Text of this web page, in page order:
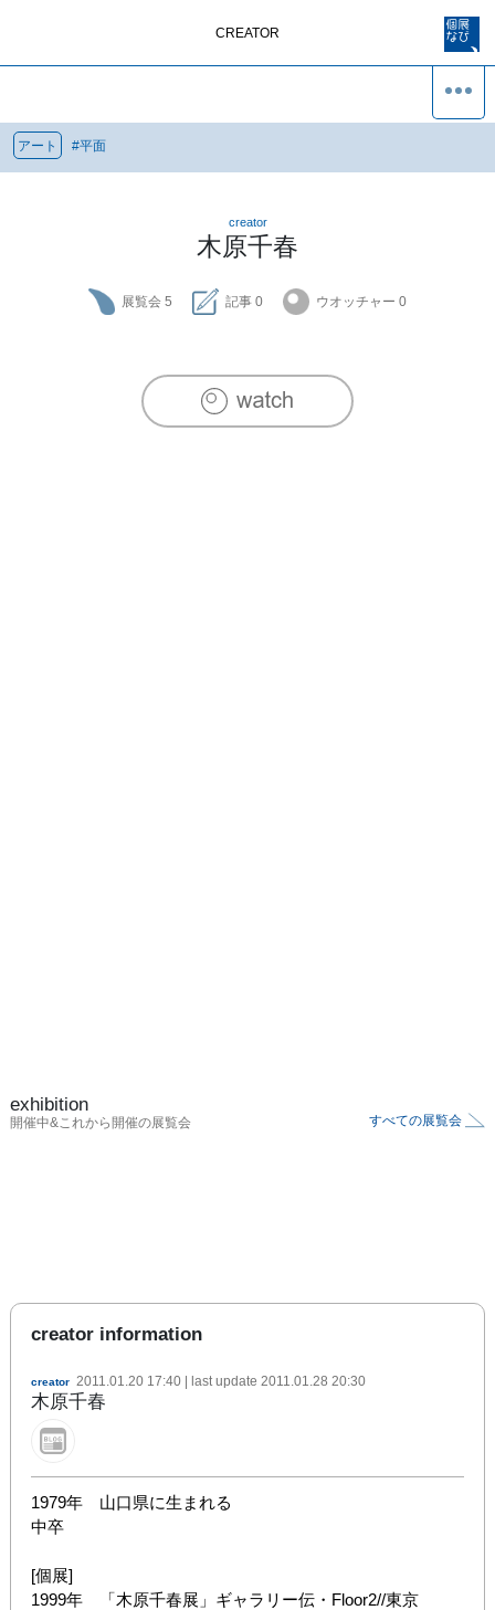
CREATOR
アート #平面
creator
木原千春
展覧会 5 記事 0 ウオッチャー 0
exhibition
開催中&これから開催の展覧会 すべての展覧会
creator information
creator 2011.01.20 17:40 | last update 2011.01.28 20:30
木原千春
1979年　山口県に生まれる
中卒
[個展]
1999年　「木原千春展」ギャラリー伝・Floor2//東京